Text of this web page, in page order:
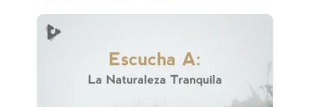
Escucha A: La Naturaleza
Tranquila